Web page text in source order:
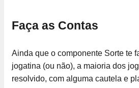
Faça as Contas
Ainda que o componente Sorte te
jogatina (ou não), a maioria dos
resolvido, com alguma cautela e